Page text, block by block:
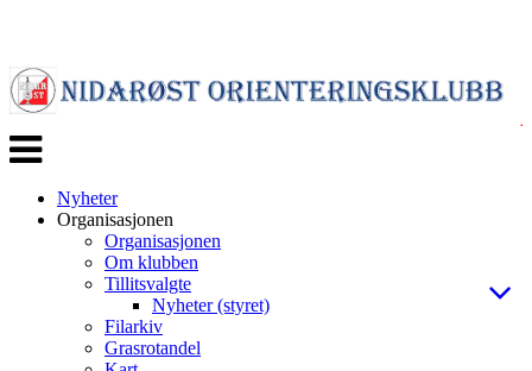
Veksle
navigasjon
Nyheter
Organisasjonen
Organisasjonen
Om klubben
Tillitsvalgte
Nyheter (styret)
Filarkiv
Grasrotandel